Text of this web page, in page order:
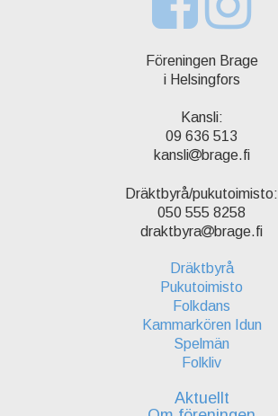
Föreningen Brage
i Helsingfors
Kansli:
09 636 513
kansli
brage.fi
Dräktbyrå/pukutoimisto:
050 555 8258
draktbyra
brage.fi
Dräktbyrå
Pukutoimisto
Folkdans
Kammarkören Idun
Spelmän
Folkliv
Aktuellt